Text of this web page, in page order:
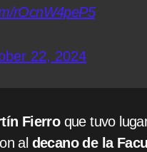
rOcnW4peP5
22, 2024
Fierroque tuvo
al decano de la